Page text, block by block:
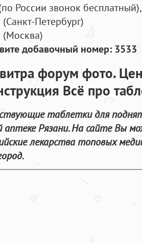
по России звонок бесплатный),
(Санкт-Петербург)
(Москва)
добавочный номер: 3533
форум фото.
Всё про
таблетки для
аптеке Рязани. На сайте Вы
лекарства топовых